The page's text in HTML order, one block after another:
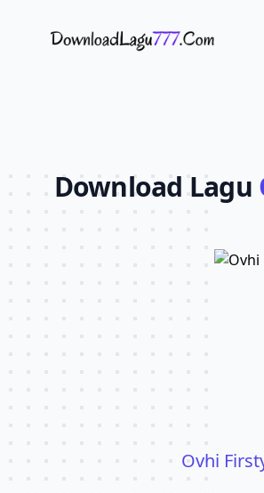
Download Lagu - LaguJoss.com
Download Lagu
Ovhi